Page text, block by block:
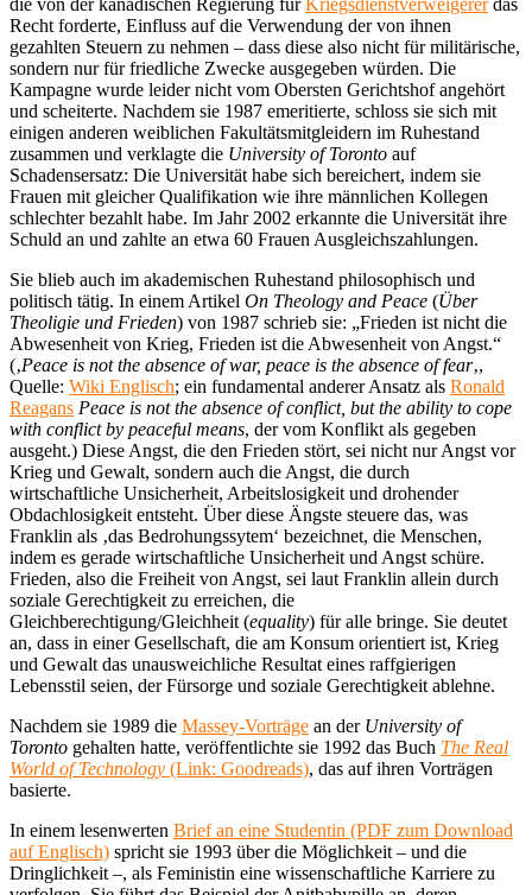
Recht forderte, Einfluss auf die Verwendung der von ihnen
gezahlten Steuern zu nehmen – dass diese also nicht für militärische,
sondern nur für friedliche Zwecke ausgegeben würden. Die
Kampagne wurde leider nicht vom Obersten Gerichtshof angehört
und scheiterte. Nachdem sie 1987 emeritierte, schloss sie sich mit
einigen anderen weiblichen Fakultätsmitgleidern im Ruhestand
zusammen und verklagte die University of Toronto auf
Schadensersatz: Die Universität habe sich bereichert, indem sie
Frauen mit gleicher Qualifikation wie ihre männlichen Kollegen
schlechter bezahlt habe. Im Jahr 2002 erkannte die Universität ihre
Schuld an und zahlte an etwa 60 Frauen Ausgleichszahlungen.
Sie blieb auch im akademischen Ruhestand philosophisch und
politisch tätig. In einem Artikel On Theology and Peace (Über
Theoligie und Frieden) von 1987 schrieb sie: „Frieden ist nicht die
Abwesenheit von Krieg, Frieden ist die Abwesenheit von Angst.“
(‚Peace is not the absence of war, peace is the absence of fear‚,
Quelle: Wiki Englisch; ein fundamental anderer Ansatz als Ronald
Reagans Peace is not the absence of conflict, but the ability to cope
with conflict by peaceful means, der vom Konflikt als gegeben
ausgeht.) Diese Angst, die den Frieden stört, sei nicht nur Angst vor
Krieg und Gewalt, sondern auch die Angst, die durch
wirtschaftliche Unsicherheit, Arbeitslosigkeit und drohender
Obdachlosigkeit entsteht. Über diese Ängste steuere das, was
Franklin als ‚das Bedrohungssytem‘ bezeichnet, die Menschen,
indem es gerade wirtschaftliche Unsicherheit und Angst schüre.
Frieden, also die Freiheit von Angst, sei laut Franklin allein durch
soziale Gerechtigkeit zu erreichen, die
Gleichberechtigung/Gleichheit (equality) für alle bringe. Sie deutet
an, dass in einer Gesellschaft, die am Konsum orientiert ist, Krieg
und Gewalt das unausweichliche Resultat eines raffgierigen
Lebensstil seien, der Fürsorge und soziale Gerechtigkeit ablehne.
Nachdem sie 1989 die Massey-Vorträge an der University of
Toronto gehalten hatte, veröffentlichte sie 1992 das Buch The Real
World of Technology (Link: Goodreads), das auf ihren Vorträgen
basierte.
In einem lesenwerten Brief an eine Studentin (PDF zum Download
auf Englisch) spricht sie 1993 über die Möglichkeit – und die
Dringlichkeit –, als Feministin eine wissenschaftliche Karriere zu